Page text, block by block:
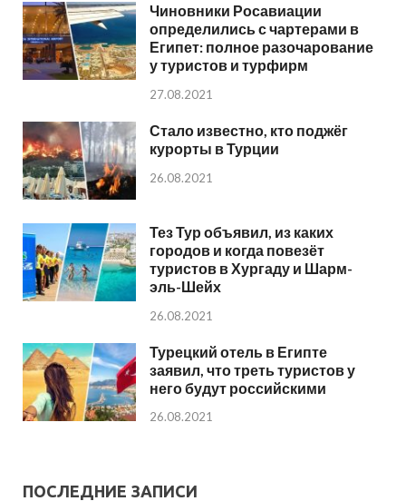
Чиновники Росавиации
определились с чартерами в
Египет: полное разочарование
у туристов и турфирм
27.08.2021
Стало известно, кто поджёг
курорты в Турции
26.08.2021
Тез Тур объявил, из каких
городов и когда повезёт
туристов в Хургаду и Шарм-
эль-Шейх
26.08.2021
Турецкий отель в Египте
заявил, что треть туристов у
него будут российскими
26.08.2021
ПОСЛЕДНИЕ ЗАПИСИ